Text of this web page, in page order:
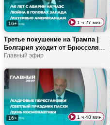
16+ 1 ч 27 мин
Третье покушение на Трампа |
Болгария уходит от Брюсселя?
| Новая жизнь для юга
Главный эфир
16+ 1 ч 48 мин